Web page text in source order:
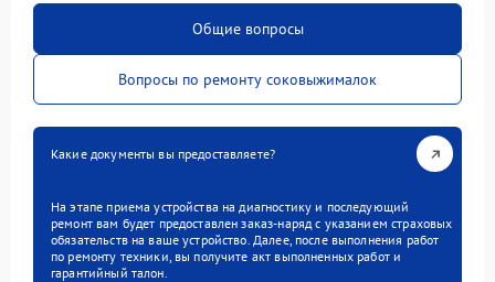
Общие вопросы
Вопросы по ремонту соковыжималок
Какие документы вы предоставляете?
На этапе приема устройства на диагностику и последующий
ремонт вам будет предоставлен заказ-наряд с указанием страховых
обязательств на ваше устройство. Далее, после выполнения работ
по ремонту техники, вы получите акт выполненных работ и
гарантийный талон.